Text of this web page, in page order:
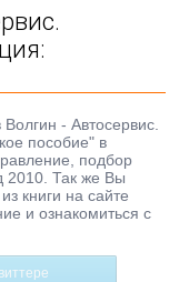
- Автосервис.
пособие" в
подбор
2010. Так же Вы
книги на сайте
и ознакомиться с